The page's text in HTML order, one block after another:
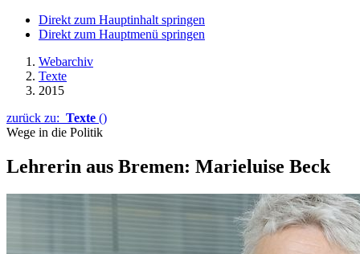
Direkt zum Hauptinhalt springen
Direkt zum Hauptmenü springen
Webarchiv
Texte
2015
zurück zu: Texte ()
Wege in die Politik
Lehrerin aus Bremen: Marieluise Beck